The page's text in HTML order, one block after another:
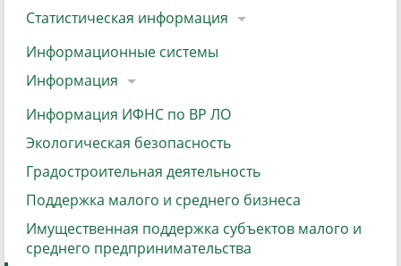
Статистическая информация
Информационные системы
Информация
Информация ИФНС по ВР ЛО
Экологическая безопасность
Градостроительная деятельность
Поддержка малого и среднего бизнеса
Имущественная поддержка субъектов малого и
среднего предпринимательства